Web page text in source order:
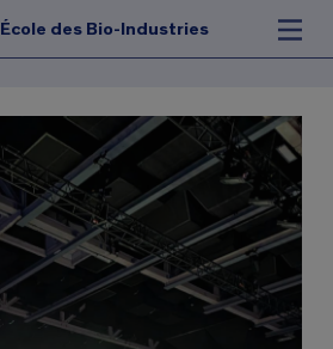
École des Bio-Industries